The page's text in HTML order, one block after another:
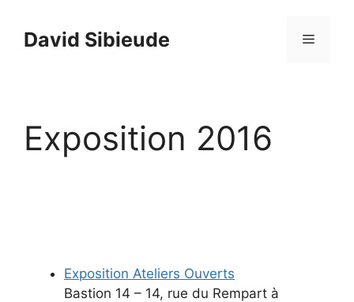
contenuDavid Sibieude Menu
Exposition 2016
Exposition Ateliers Ouverts
Bastion 14 – 14, rue du Rempart à